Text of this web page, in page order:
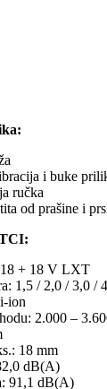
i buke
ručka
od prašine i
18 + 18 V LXT
1,5 / 2,0 / 3,0 /
ion
2.000 –
18 mm
dB(A)
91,1 dB(A)